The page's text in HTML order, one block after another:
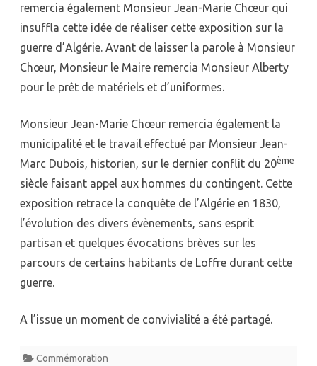
remercia également Monsieur Jean-Marie Chœur qui
insuffla cette idée de réaliser cette exposition sur la
guerre d’Algérie. Avant de laisser la parole à Monsieur
Chœur, Monsieur le Maire remercia Monsieur Alberty
pour le prêt de matériels et d’uniformes.
Monsieur Jean-Marie Chœur remercia également la
municipalité et le travail effectué par Monsieur Jean-
Marc Dubois, historien, sur le dernier conflit du 20ème
siècle faisant appel aux hommes du contingent. Cette
exposition retrace la conquête de l’Algérie en 1830,
l’évolution des divers évènements, sans esprit
partisan et quelques évocations brèves sur les
parcours de certains habitants de Loffre durant cette
guerre.
A l’issue un moment de convivialité a été partagé.
Commémoration